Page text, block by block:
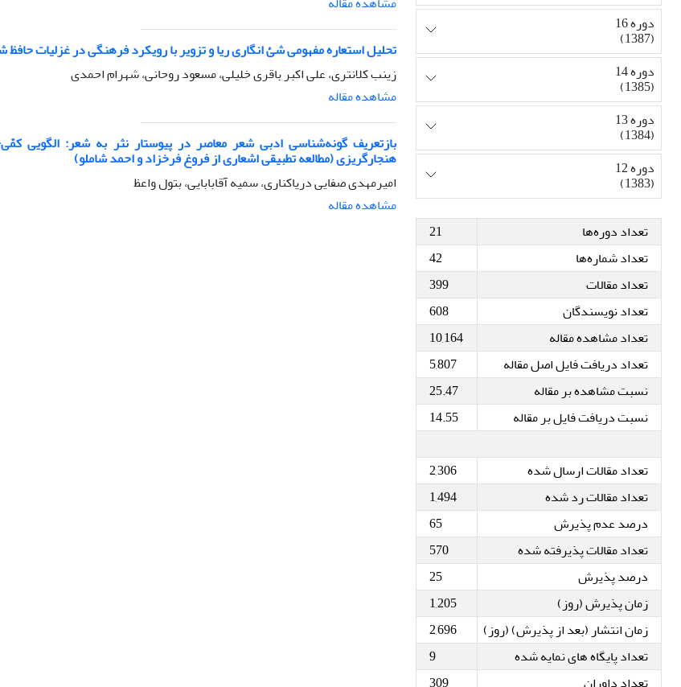
تحلیل استعاره مفهومی شئ‌ انگاری ریا و تزویر با رویکرد فرهنگی در غزلیات حافظ
زینب کلانتری، علی اکبر باقری خلیلی، مسعود روحانی، شهرام احمدی
مشاهده مقاله
بازتعریف گونه‌شناسی ادبی شعر معاصر در پیوستار نثر به شعر: الگویی
هنجارگریزی (مطالعه تطبیقی اشعاری از فروغ فرخزاد و احمد شاملو)
امیرمهدی صفایی دریاکناری، سمیه آقابابایی، بتول واعظ
مشاهده مقاله
دوره 16
(1387)
دوره 14
(1385)
دوره 13
(1384)
دوره 12
(1383)
تعداد دوره‌ها
21
تعداد شماره‌ها
42
تعداد مقالات
399
تعداد نویسندگان
608
تعداد مشاهده مقاله
10,164
تعداد دریافت فایل اصل مقاله
5,807
نسبت مشاهده بر مقاله
25.47
نسبت دریافت فایل بر مقاله
14.55
تعداد مقالات ارسال شده
2,306
تعداد مقالات رد شده
1,494
درصد عدم پذیرش
65
تعداد مقالات پذیرفته شده
570
درصد پذیرش
25
زمان پذیرش (روز)
1,205
زمان انتشار (بعد از پذیرش) (روز)
2,696
تعداد پایگاه های نمایه شده
9